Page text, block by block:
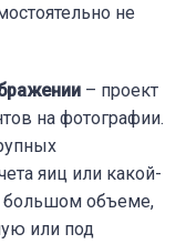
не
– проект
на фотографии.
яиц или какой-
большом объеме,
или под